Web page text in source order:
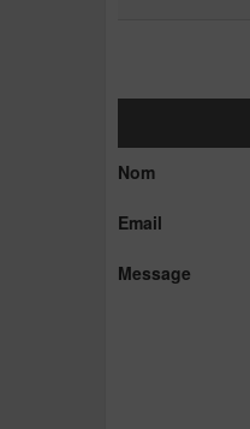
Nom
Email
Message